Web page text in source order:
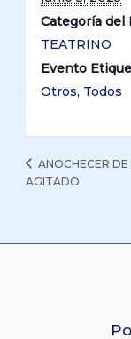
Categoría del
TEATRINO
Evento
Otros, Todos
ANOCHECER DE
AGITADO